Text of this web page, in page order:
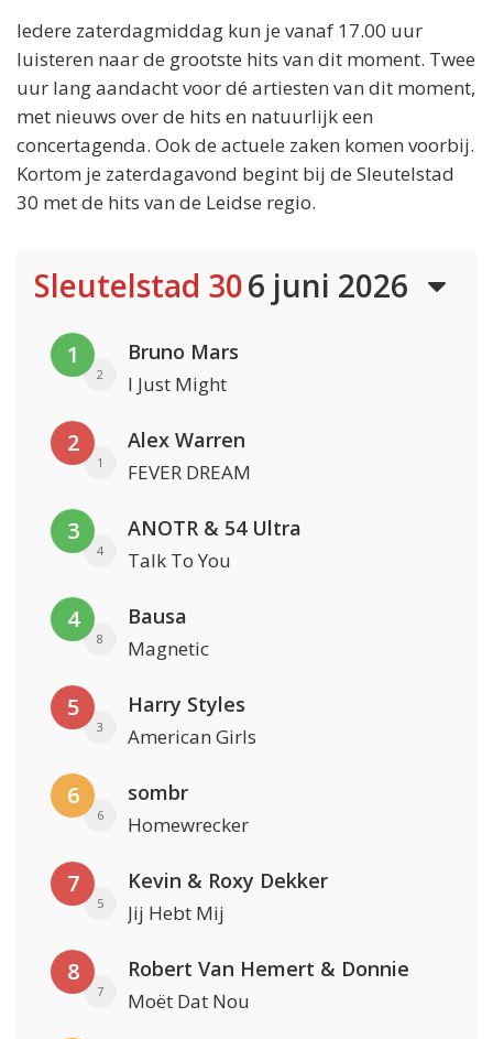
Iedere zaterdagmiddag kun je vanaf 17.00 uur
luisteren naar de grootste hits van dit moment. Twee
uur lang aandacht voor dé artiesten van dit moment,
met nieuws over de hits en natuurlijk een
concertagenda. Ook de actuele zaken komen voorbij.
Kortom je zaterdagavond begint bij de Sleutelstad
30 met de hits van de Leidse regio.
Sleutelstad 306 juni 2026
1
2
Bruno Mars
I Just Might
2
1
Alex Warren
FEVER DREAM
3
4
ANOTR & 54 Ultra
Talk To You
4
8
Bausa
Magnetic
5
3
Harry Styles
American Girls
6
6
sombr
Homewrecker
7
5
Kevin & Roxy Dekker
Jij Hebt Mij
8
7
Robert Van Hemert & Donnie
Moët Dat Nou